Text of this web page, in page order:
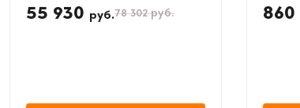
55 930 руб.78 302руб. 860